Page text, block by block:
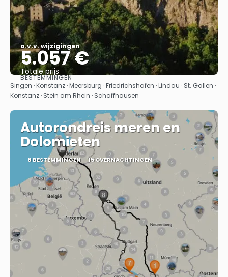
o.v.v. wijzigingen
5.057 €
Totale prijs
Bekijk
BESTEMMINGEN
Singen · Konstanz · Meersburg · Friedrichshafen · Lindau · St. Gallen ·
Konstanz · Stein am Rhein · Schaffhausen
Autorondreis meren en
Dolomieten
8 BESTEMMINGEN 15 OVERNACHTINGEN